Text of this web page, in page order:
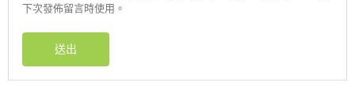
下次發佈留言時使用。